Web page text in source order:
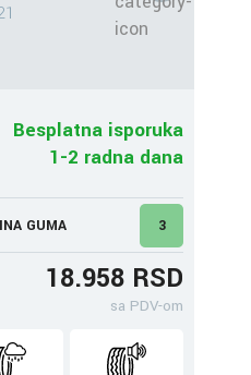
Besplatna isporuka
1-2 radna dana
GUMA 3
18.958 RSD
sa PDV-om